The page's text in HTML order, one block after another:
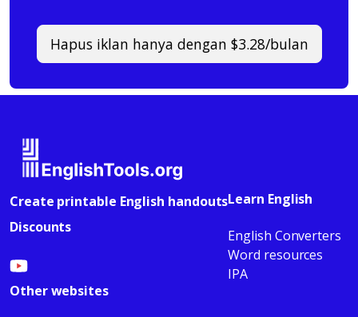
Hapus iklan hanya dengan $3.28/bulan
Create printable English handouts
Discounts
Learn English
English Converters
Word resources
IPA
Other websites